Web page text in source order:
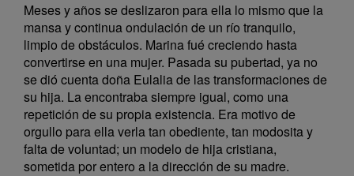
Meses y años se deslizaron para ella lo mismo que la
mansa y continua ondulación de un río tranquilo,
limpio de obstáculos. Marina fué creciendo hasta
convertirse en una mujer. Pasada su pubertad, ya no
se dió cuenta doña Eulalia de las transformaciones de
su hija. La encontraba siempre igual, como una
repetición de su propia existencia. Era motivo de
orgullo para ella verla tan obediente, tan modosita y
falta de voluntad; un modelo de hija cristiana,
sometida por entero a la dirección de su madre.